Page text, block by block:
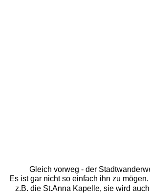
Gleich vorweg - der
Es ist gar nicht so einfach ihn zu
z.B. die St.Anna Kapelle, sie wird